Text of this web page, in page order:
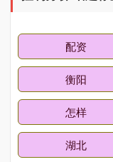
配资
衡阳
怎样
湖北